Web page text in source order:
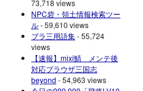
73,718 views
NPC砦・領土情報検索ツー
ル- 59,610 views
ブラ三用語集- 55,724
views
【速報】mixi鯖 メンテ後
対応ブラウザ三国志
beyond - 54,963 views